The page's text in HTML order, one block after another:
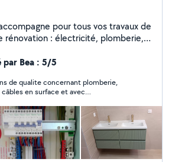
pour tous vos travaux de
rénovation : électricité, plomberie,
plus de 8 ans d'expérience dans
bâtiments et titulaire de plusieurs
je mets mon savoir-faire au
avec sérieux et
Rigoureux, polyvalent et à l'écoute, je
un travail soigné et à trouver des
vos besoins. Interventions rapides,
personnalisés. Votre
Simplifiez-vous la vie, RP
par Bea : 5/5
de qualite concernant plomberie,
même si des difficultés se
pas à le solliciter!